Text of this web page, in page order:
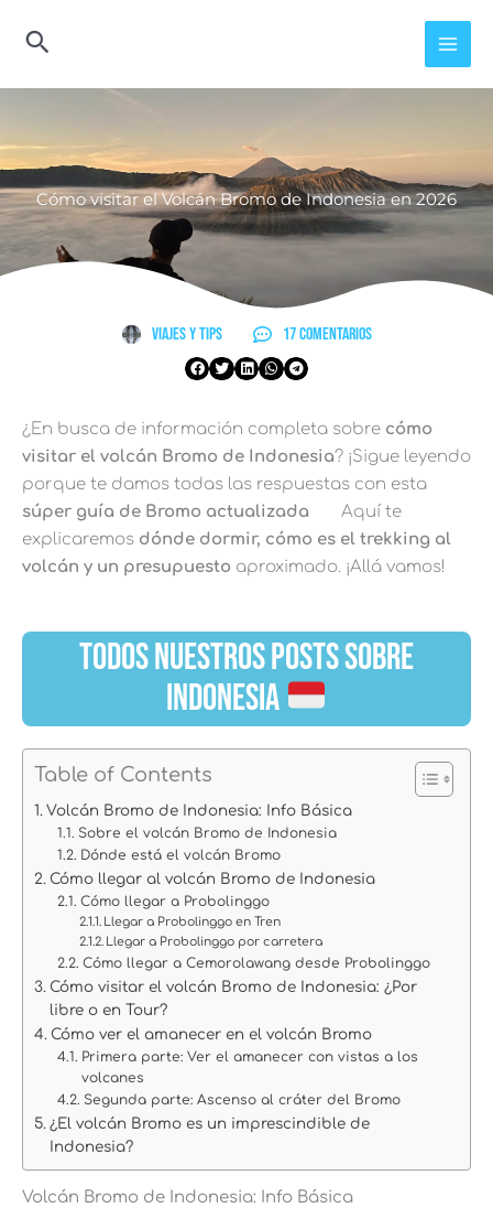
Cómo visitar el Volcán Bromo de Indonesia en 2026
Viajes y Tips 17 comentarios
¿En busca de información completa sobre cómo
visitar el volcán Bromo de Indonesia? ¡Sigue leyendo
porque te damos todas las respuestas con esta
súper guía de Bromo actualizada
Aquí te
explicaremos dónde dormir, cómo es el trekking al
volcán y un presupuesto aproximado. ¡Allá vamos!
TODOS NUESTROS POSTS SOBRE
INDONESIA
Table of Contents
Volcán Bromo de Indonesia: Info Básica
Sobre el volcán Bromo de Indonesia
Dónde está el volcán Bromo
Cómo llegar al volcán Bromo de Indonesia
Cómo llegar a Probolinggo
Llegar a Probolinggo en Tren
Llegar a Probolinggo por carretera
Cómo llegar a Cemorolawang desde Probolinggo
Cómo visitar el volcán Bromo de Indonesia: ¿Por
libre o en Tour?
Cómo ver el amanecer en el volcán Bromo
Primera parte: Ver el amanecer con vistas a los
volcanes
Segunda parte: Ascenso al cráter del Bromo
¿El volcán Bromo es un imprescindible de
Indonesia?
Volcán Bromo de Indonesia: Info Básica